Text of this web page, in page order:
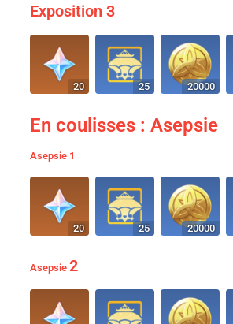
Exposition 3
20 25 20000
En coulisses : Asepsie
Asepsie 1
20 25 20000
Asepsie 2